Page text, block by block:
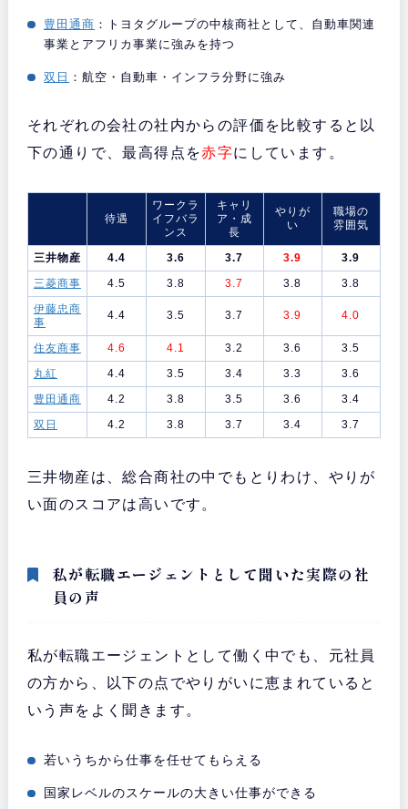
豊田通商 ：トヨタグループの中核商社として、自動車関連
事業とアフリカ事業に強みを持つ
双日 ：航空・自動車・インフラ分野に強み
それぞれの会社の社内からの評価を比較すると以
下の通りで、最高得点を赤字にしています。
待遇
ワークラ
イフバラ
ンス
キャリ
ア・成
長
やりが
い
職場の
雰囲気
三井物産 4.4 3.6 3.7 3.9
3.9
三菱商事
4.5 3.8 3.7 3.8
3.8
伊藤忠商
事
4.4 3.5 3.7 3.9 4.0
住友商事 4.6 4.1 3.2 3.6
3.5
丸紅
4.4 3.5 3.4 3.3
3.6
豊田通商
4.2 3.8 3.5 3.6
3.4
双日
4.2 3.8 3.7 3.4 3.7
三井物産は、総合商社の中でもとりわけ、やりが
い面のスコアは高いです。
私が転職エージェントとして聞いた実際の社
員の声
私が転職エージェントとして働く中でも、元社員
の方から、以下の点でやりがいに恵まれていると
いう声をよく聞きます。
若いうちから仕事を任せてもらえる
国家レベルのスケールの大きい仕事ができる